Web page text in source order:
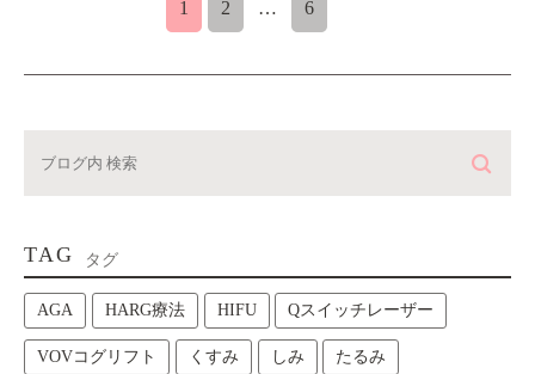
1 2 … 6
TAG タグ
AGA HARG療法 HIFU Qスイッチレーザー
VOVコグリフト くすみ しみ たるみ